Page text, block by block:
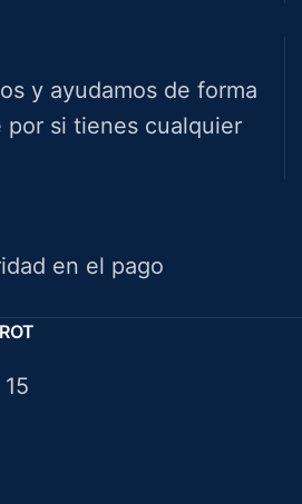
y ayudamos de forma
por si tienes cualquier
en el pago